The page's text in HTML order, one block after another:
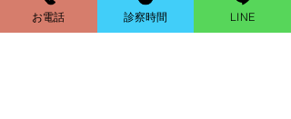
お電話 診察時間 LINE